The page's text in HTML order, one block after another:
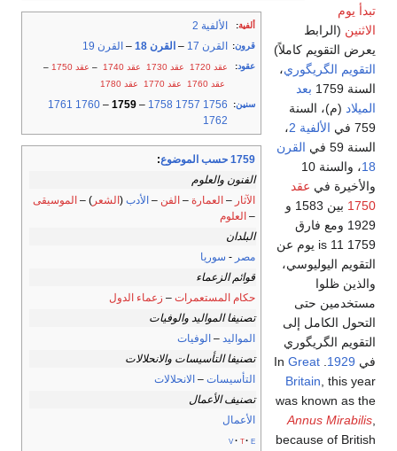
ألفية: الألفية 2
قرون: القرن 17 – القرن 18 – القرن 19
عقود: عقد 1720 عقد 1730 عقد 1740 – عقد 1750
–
عقد 1760
عقد 1770 عقد 1780
سنين:
1756
1757
1758
–
1759
–
1760
1761
1762
1759 حسب الموضوع
:
الفنون والعلوم
الآثار – العمارة – الفن – الأدب (الشعر ) – الموسيقى
– العلوم
البلدان
مصر - سوريا
قوائم الزعماء
حكام المستعمرات – زعماء الدول
تصنيفا المواليد والوفيات
المواليد – الوفيات
تصنيفا التأسيسات والانحلالات
التأسيسات – الانحلالات
تصنيف الأعمال
الأعمال
v t e
تبدأ يوم
الاثنين (الرابط
يعرض التقويم كاملاً)
التقويم الگريگوري،
السنة 1759
بعد
الميلاد (م)، السنة
759 في
الألفية 2
،
السنة 59 في
القرن
18
، والسنة 10
والأخيرة في عقد
1750
بين 1583 و
1929 ومع فارق
1759 is 11 يوم عن
التقويم اليوليوسي،
والذين ظلوا
مستخدمين حتى
التحول الكامل إلى
التقويم الگريگوري
في 1929
Great
Britain , this year
was known as the
Annus Mirabilis
because of British